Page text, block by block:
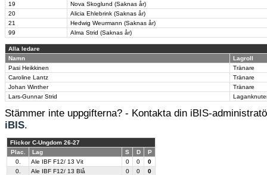
19
Nova Skoglund (Saknas år)
20
Alicia Ehlebrink (Saknas år)
21
Hedwig Weurmann (Saknas år)
99
Alma Strid (Saknas år)
Alla ledare
Namn
Lagroll
Pasi Heikkinen
Tränare
Caroline Lantz
Tränare
Johan Winther
Tränare
Lars-Gunnar Strid
Stämmer inte uppgifterna? - Kontakta din iBIS-
iBIS.
Flickor C-Ungdom 26-27
Plac.
Lag S D P
0. Ale IBF F12/ 13 Vit 0 0
0
0.
Ale IBF F12/ 13 Blå 0 0
0